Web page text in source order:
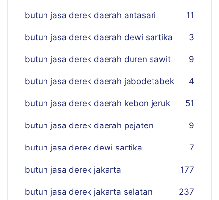
butuh jasa derek daerah antasari 11
butuh jasa derek daerah dewi sartika 3
butuh jasa derek daerah duren sawit 9
butuh jasa derek daerah jabodetabek 4
butuh jasa derek daerah kebon jeruk 51
butuh jasa derek daerah pejaten 9
butuh jasa derek dewi sartika 7
butuh jasa derek jakarta 177
butuh jasa derek jakarta selatan 237